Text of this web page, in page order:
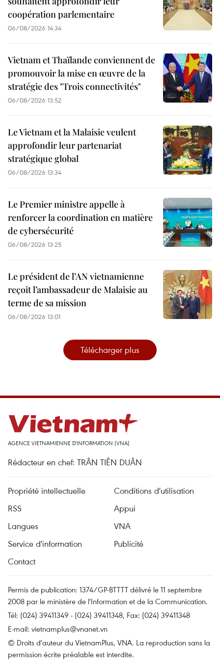
coopération parlementaire
06/08/2026 14:34
Vietnam et Thaïlande conviennent de
promouvoir la mise en œuvre de la
stratégie des "Trois connectivités"
06/08/2026 13:52
Le Vietnam et la Malaisie veulent
approfondir leur partenariat
stratégique global
06/08/2026 13:34
Le Premier ministre appelle à
renforcer la coordination en matière
de cybersécurité
06/08/2026 13:25
Le président de l’AN vietnamienne
reçoit l’ambassadeur de Malaisie au
terme de sa mission
06/08/2026 13:01
Télécharger plus
AGENCE VIETNAMIENNE D'INFORMATION (VNA)
Rédacteur en chef: TRÂN TIÊN DUÂN
Propriété intellectuelle
Conditions d'utilisation
RSS
Appui
Langues
VNA
Service d'information
Publicité
Contact
Permis de publication: 1374/GP-BTTTT délivré le 11 septembre
2008 par le ministère de l'Information et de la Communication.
Tél: (024) 39411349 - (024) 39411348, Fax: (024) 39411348
E-mail: vietnamplus@vnanet.vn
© Droits d'auteur du VietnamPlus, VNA. La reproduction sans la
permission écrite préalable est interdite.